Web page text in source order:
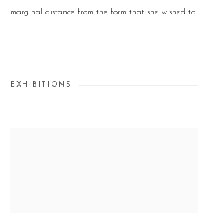
marginal distance from the form that she wished
EXHIBITIONS